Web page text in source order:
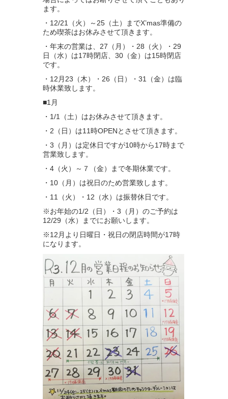
ます。
・12/21（火）～25（土）までX’mas準備の
ため喫茶はお休みさせて頂きます。
・年末の営業は、27（月）・28（火）・29
日（水）は17時閉店、30（金）は15時閉店
です。
・12月23（木）・26（日）・31（金）は臨
時休業致します。
■1月
・1/1（土）はお休みさせて頂きます。
・2（日）は11時OPENとさせて頂きます。
・3（月）は定休日ですが10時から17時まで
営業致します。
・4（火）～７（金）まで冬期休業です。
・10（月）は祝日のため営業致します。
・11（火）・12（水）は振替休日です。
※お年始の1/2（日）・3（月）のご予約は
12/29（水）までにお願いします。
※12月より日曜日・祝日の閉店時間が17時
になります。